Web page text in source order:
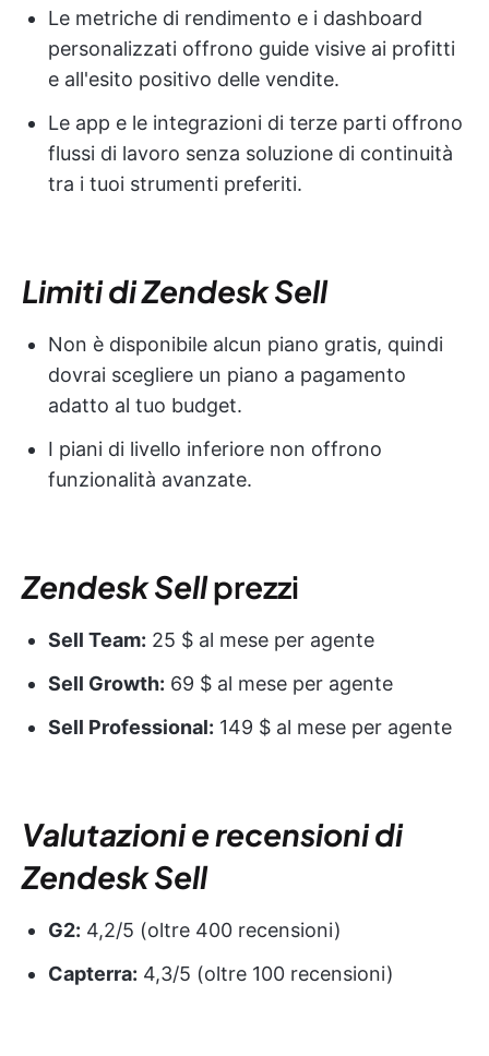
Le metriche di rendimento e i dashboard
personalizzati offrono guide visive ai profitti
e all'esito positivo delle vendite.
Le app e le integrazioni di terze parti offrono
flussi di lavoro senza soluzione di continuità
tra i tuoi strumenti preferiti.
Limiti di Zendesk Sell
Non è disponibile alcun piano gratis, quindi
dovrai scegliere un piano a pagamento
adatto al tuo budget.
I piani di livello inferiore non offrono
funzionalità avanzate.
Zendesk Sellprezzi
Sell Team: 25 $ al mese per agente
Sell Growth: 69 $ al mese per agente
Sell Professional: 149 $ al mese per agente
Valutazioni e recensioni di
Zendesk Sell
G2: 4,2/5 (oltre 400 recensioni)
Capterra: 4,3/5 (oltre 100 recensioni)